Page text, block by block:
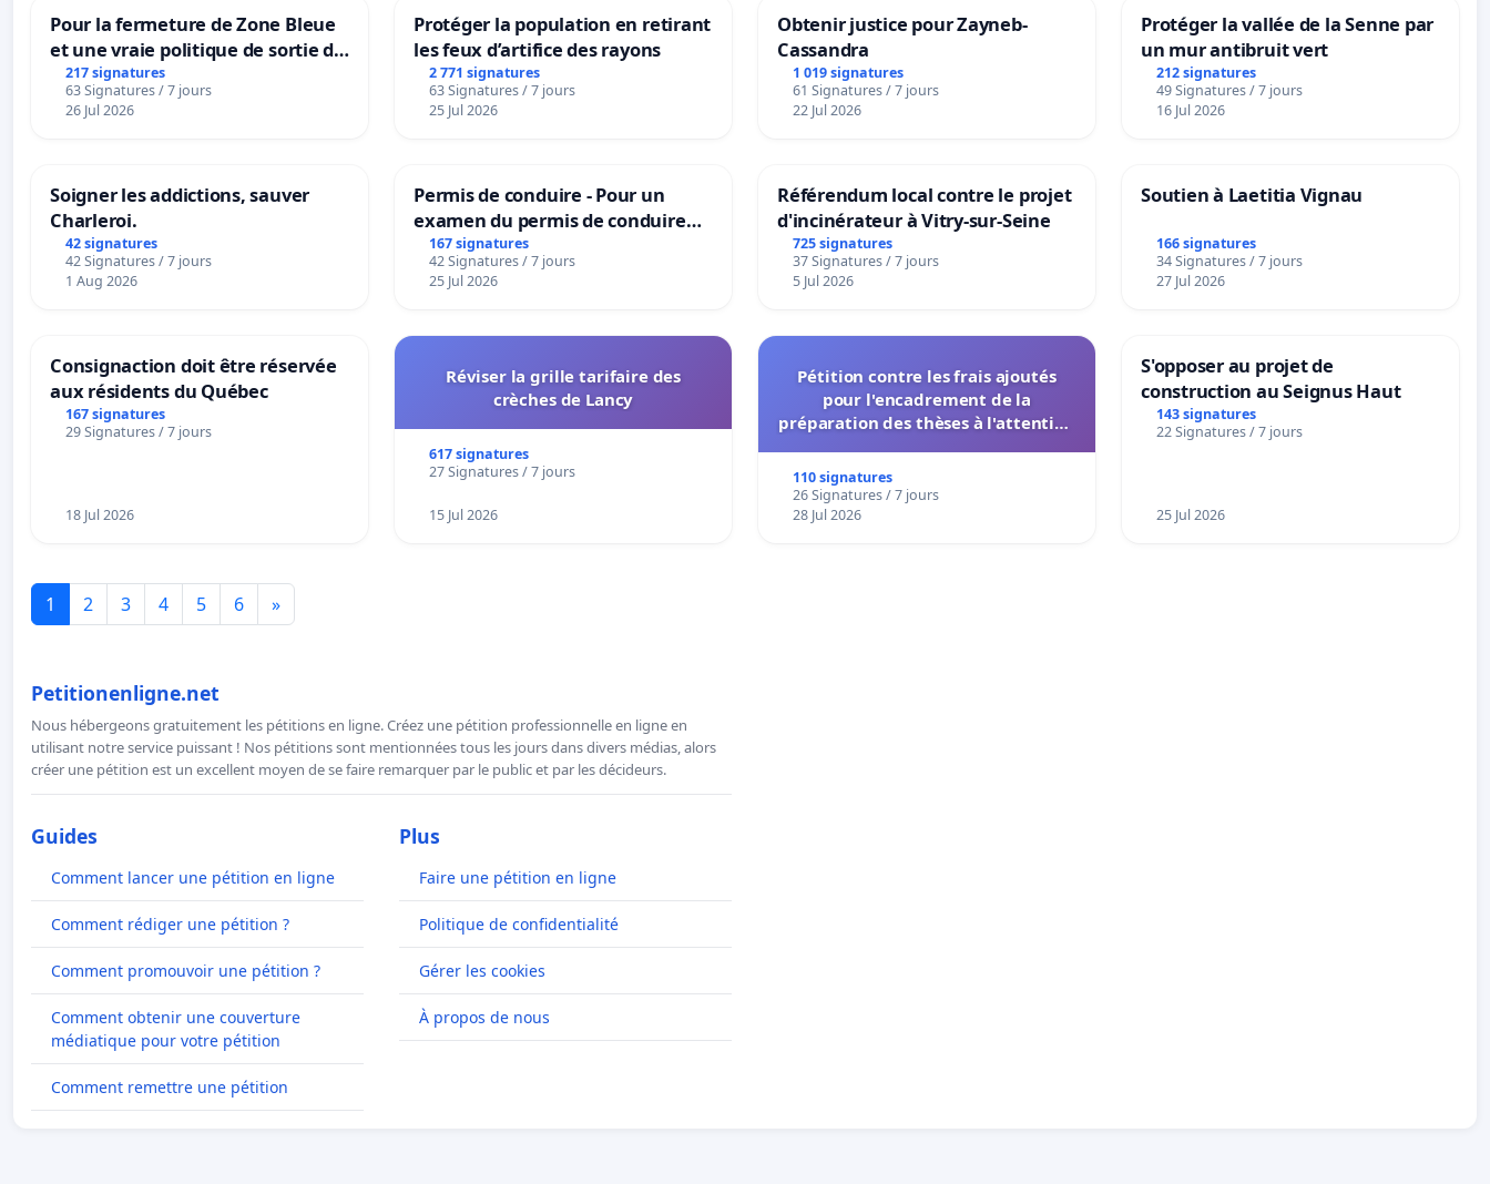
Pour la fermeture de Zone Bleue
et une vraie politique de sortie de
la dépendance
217 signatures
63 Signatures / 7 jours
26 Jul 2026
Protéger la population en retirant
les feux d’artifice des rayons
2 771 signatures
63 Signatures / 7 jours
25 Jul 2026
Obtenir justice pour Zayneb-
Cassandra
1 019 signatures
61 Signatures / 7 jours
22 Jul 2026
Protéger la vallée de la Senne par
un mur antibruit vert
212 signatures
49 Signatures / 7 jours
16 Jul 2026
Soigner les addictions, sauver
Charleroi.
42 signatures
42 Signatures / 7 jours
1 Aug 2026
Permis de conduire - Pour un
examen du permis de conduire
accessible dans plusieurs langues
à Bruxelles
167 signatures
42 Signatures / 7 jours
25 Jul 2026
Référendum local contre le projet
d'incinérateur à Vitry-sur-Seine
725 signatures
37 Signatures / 7 jours
5 Jul 2026
Soutien à Laetitia Vignau
166 signatures
34 Signatures / 7 jours
27 Jul 2026
Consignaction doit être réservée
aux résidents du Québec
167 signatures
29 Signatures / 7 jours
18 Jul 2026
Réviser la grille tarifaire des
crèches de Lancy
617 signatures
27 Signatures / 7 jours
15 Jul 2026
Pétition contre les frais ajoutés
pour l'encadrement de la
préparation des thèses à l'attention
décisionnelles de l'UIASS
110 signatures
26 Signatures / 7 jours
28 Jul 2026
S'opposer au projet de
construction au Seignus Haut
143 signatures
22 Signatures / 7 jours
25 Jul 2026
1 2 3 4 5 6 »
Petitionenligne.net
Nous hébergeons gratuitement les pétitions en ligne. Créez une pétition professionnelle en ligne en
utilisant notre service puissant ! Nos pétitions sont mentionnées tous les jours dans divers médias, alors
créer une pétition est un excellent moyen de se faire remarquer par le public et par les décideurs.
Guides
Comment lancer une pétition en ligne
Comment rédiger une pétition ?
Comment promouvoir une pétition ?
Comment obtenir une couverture
médiatique pour votre pétition
Comment remettre une pétition
Plus
Faire une pétition en ligne
Politique de confidentialité
Gérer les cookies
À propos de nous